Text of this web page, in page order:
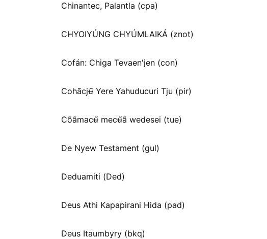
Chinantec, Palantla (cpa)
CHYOIYÚNG CHYÚMLAIKÁ (znot)
Cofán: Chiga Tevaen'jen (con)
Cohãcjʉ̃ Yere Yahuducuri Tju (pir)
Cõãmacʉ̃ mecʉ̃ã wedesei (tue)
De Nyew Testament (gul)
Deduamiti (Ded)
Deus Athi Kapapirani Hida (pad)
Deus Itaumbyry (bkq)